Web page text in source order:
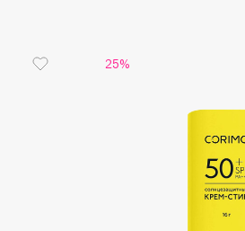
25%